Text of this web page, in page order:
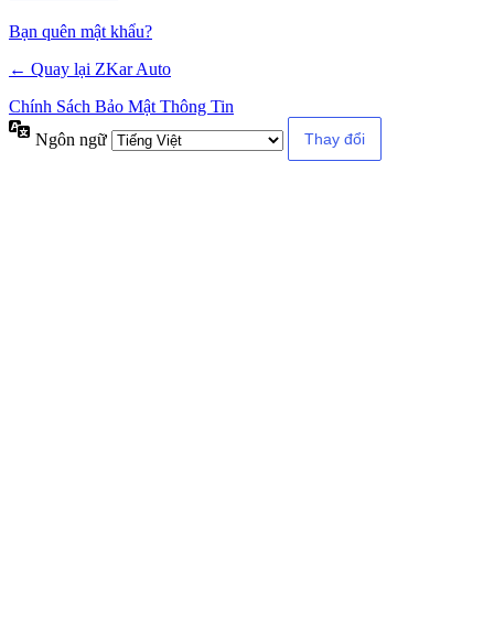
Bạn quên mật khẩu?
← Quay lại ZKar Auto
Chính Sách Bảo Mật Thông Tin
Ngôn ngữ